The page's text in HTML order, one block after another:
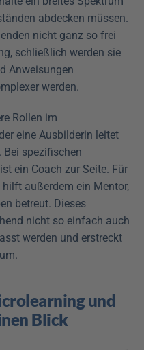
abdecken müssen.
nicht ganz so frei
schließlich werden sie
Anweisungen
werden.
Rollen im
eine Ausbilderin leitet
spezifischen
ein Coach zur Seite. Für
außerdem ein Mentor,
betreut. Dieses
nicht so einfach auch
werden und erstreckt
und
Blick